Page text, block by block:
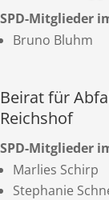
SPD-Mitglieder
Bruno Bluhm
Beirat für
Reichshof
SPD-Mitglieder
Marlies Schirp
Stephanie